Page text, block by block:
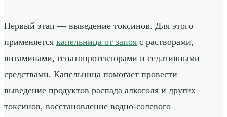
Первый этап — выведение токсинов. Для этого
применяется капельница от запоя с растворами,
витаминами, гепатопротекторами и седативными
средствами. Капельница помогает провести
выведение продуктов распада алкоголя и других
токсинов, восстановление водно-солевого